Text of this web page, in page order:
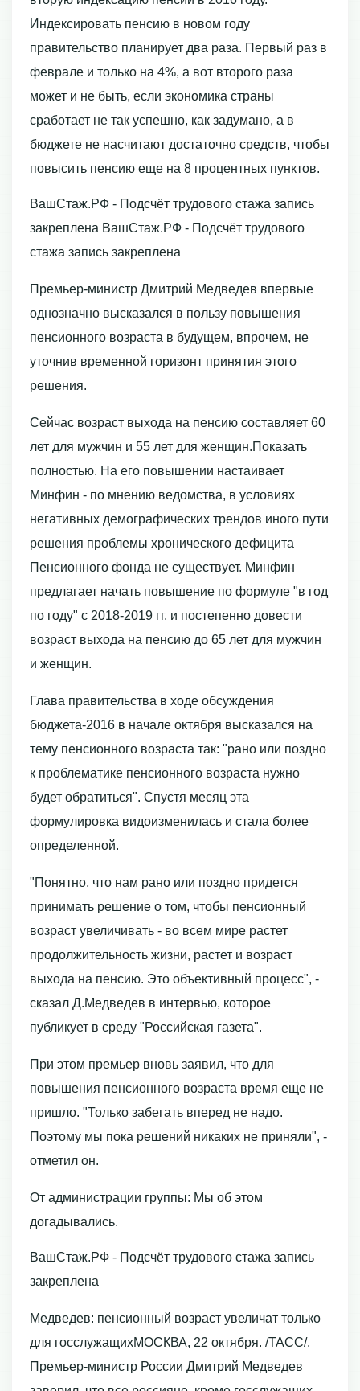
Индексировать пенсию в новом году
правительство планирует два раза. Первый раз в
феврале и только на 4%, а вот второго раза
может и не быть, если экономика страны
сработает не так успешно, как задумано, а в
бюджете не насчитают достаточно средств, чтобы
повысить пенсию еще на 8 процентных пунктов.
ВашСтаж.РФ - Подсчёт трудового стажа запись
закреплена ВашСтаж.РФ - Подсчёт трудового
стажа запись закреплена
Премьер-министр Дмитрий Медведев впервые
однозначно высказался в пользу повышения
пенсионного возраста в будущем, впрочем, не
уточнив временной горизонт принятия этого
решения.
Сейчас возраст выхода на пенсию составляет 60
лет для мужчин и 55 лет для женщин.Показать
полностью. На его повышении настаивает
Минфин - по мнению ведомства, в условиях
негативных демографических трендов иного пути
решения проблемы хронического дефицита
Пенсионного фонда не существует. Минфин
предлагает начать повышение по формуле "в год
по году" с 2018-2019 гг. и постепенно довести
возраст выхода на пенсию до 65 лет для мужчин
и женщин.
Глава правительства в ходе обсуждения
бюджета-2016 в начале октября высказался на
тему пенсионного возраста так: "рано или поздно
к проблематике пенсионного возраста нужно
будет обратиться". Спустя месяц эта
формулировка видоизменилась и стала более
определенной.
"Понятно, что нам рано или поздно придется
принимать решение о том, чтобы пенсионный
возраст увеличивать - во всем мире растет
продолжительность жизни, растет и возраст
выхода на пенсию. Это объективный процесс", -
сказал Д.Медведев в интервью, которое
публикует в среду "Российская газета".
При этом премьер вновь заявил, что для
повышения пенсионного возраста время еще не
пришло. "Только забегать вперед не надо.
Поэтому мы пока решений никаких не приняли", -
отметил он.
От администрации группы: Мы об этом
догадывались.
ВашСтаж.РФ - Подсчёт трудового стажа запись
закреплена
Медведев: пенсионный возраст увеличат только
для госслужащихМОСКВА, 22 октября. /ТАСС/.
Премьер-министр России Дмитрий Медведев